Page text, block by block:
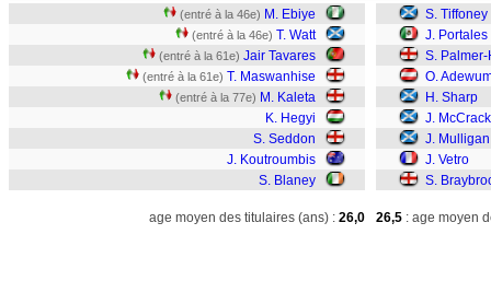
(entré à la 46e) M. Ebiye
(entré à la 46e) T. Watt
(entré à la 61e) Jair Tavares
(entré à la 61e) T. Maswanhise
(entré à la 77e) M. Kaleta
K. Hegyi
S. Seddon
J. Koutroumbis
S. Blaney
S. Tiffoney
J. Portales
S.
O.
H. Sharp
J.
J. Mulligan
J. Vetro
S.
age moyen des titulaires (ans) : 26,0 26,5 : age moyen